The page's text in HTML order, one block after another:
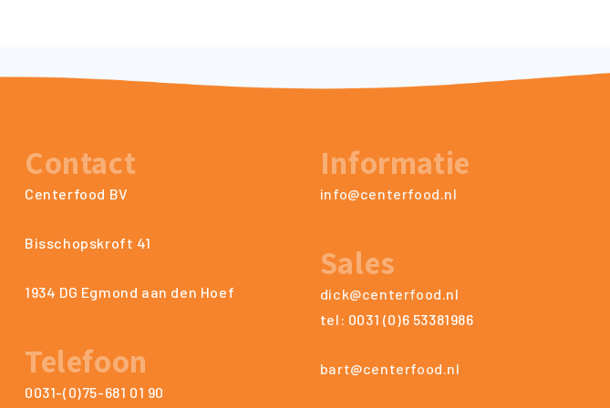
Contact
Centerfood BV
Bisschopskroft 41
1934 DG Egmond aan den Hoef
Telefoon
0031-(0)75-681 01 90
Informatie
info@centerfood.nl
Sales
dick@centerfood.nl
tel: 0031 (0)6 53381986
bart@centerfood.nl